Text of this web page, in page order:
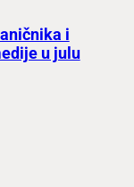
i
u julu